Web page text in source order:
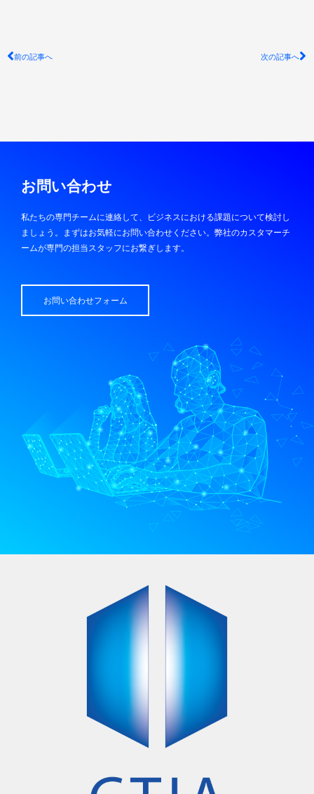
Prev
前の記事へ 次の記事へ
お問い合わせ
私たちの専門チームに連絡して、ビジネスにおける課題について検討し
ましょう。まずはお気軽にお問い合わせください。弊社のカスタマーチ
ームが専門の担当スタッフにお繋ぎします。
お問い合わせフォーム